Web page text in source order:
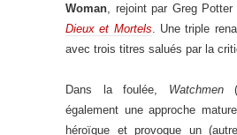
Woman , rejoint par Greg
Dieux et Mortels . Une triple
avec trois titres salués par la
Dans la foulée, Watchmen
également une approche
héroïque et provoque un